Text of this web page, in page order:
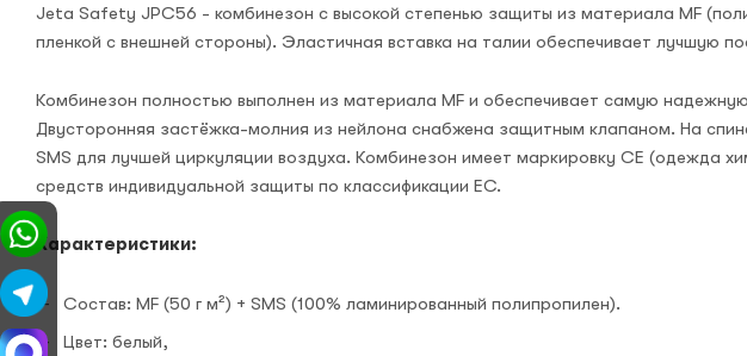
Jeta Safety JPC56 - комбинезон с высокой степенью защиты из материала MF
пленкой с внешней стороны). Эластичная вставка на талии обеспечивает лучшую
Комбинезон полностью выполнен из материала MF и обеспечивает самую
Двусторонняя застёжка-молния из нейлона снабжена защитным клапаном. На
SMS для лучшей циркуляции воздуха. Комбинезон имеет маркировку CE (одежда
средств индивидуальной защиты по классификации EC.
Характеристики:
Состав: MF (50 г м²) + SMS (100% ламинированный полипропилен).
Цвет: белый,